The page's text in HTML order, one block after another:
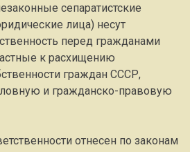
сепаратистские
лица) несут
перед гражданами
к расхищению
граждан СССР,
и гражданско-правовую
отнесен по законам